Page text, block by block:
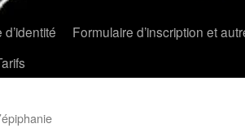
d’identité
Formulaire d’inscription et